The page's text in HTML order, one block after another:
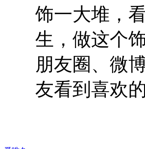
饰一大堆，
生，做这个
朋友圈、微
友看到喜欢